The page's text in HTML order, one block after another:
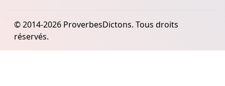
© 2014-2026 ProverbesDictons. Tous droits
réservés.